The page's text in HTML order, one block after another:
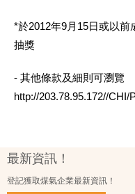
*於2012年9月15日或以
抽獎
- 其他條款及細則可瀏覽
http://203.78.95.172//
最新資訊！
登記獲取煤氣企業最新資訊！